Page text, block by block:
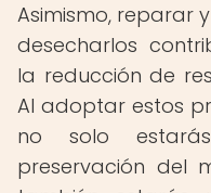
Asimismo, reparar
desecharlos
la reducción de
Al adoptar estos
no solo
preservación del